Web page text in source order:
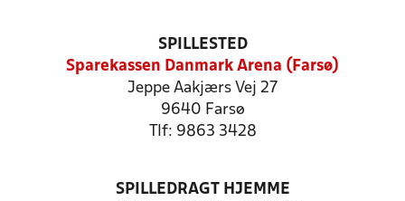
SPILLESTED
Sparekassen Danmark Arena (Farsø)
Jeppe Aakjærs Vej 27
9640 Farsø
Tlf: 9863 3428
SPILLEDRAGT HJEMME